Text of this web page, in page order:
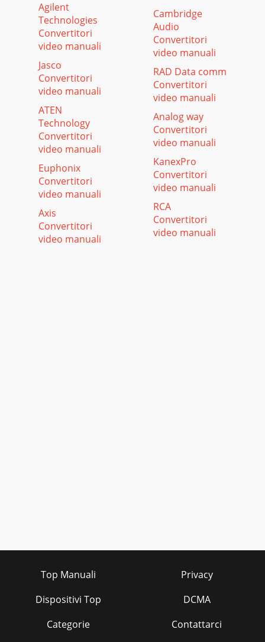
Agilent
Technologies
Convertitori
video manuali
Jasco
Convertitori
video manuali
ATEN
Technology
Convertitori
video manuali
Euphonix
Convertitori
video manuali
Axis
Convertitori
video manuali
Cambridge
Audio
Convertitori
video manuali
RAD Data comm
Convertitori
video manuali
Analog way
Convertitori
video manuali
KanexPro
Convertitori
video manuali
RCA
Convertitori
video manuali
Top Manuali
Dispositivi Top
Categorie
Privacy
DCMA
Contattarci